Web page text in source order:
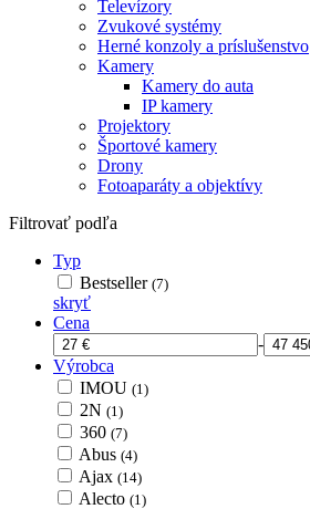
Televízory
Zvukové systémy
Herné konzoly a príslušenstvo
Kamery
Kamery do auta
IP kamery
Projektory
Športové kamery
Drony
Fotoaparáty a objektívy
Filtrovať podľa
Typ
Bestseller (7)
skryť
Cena
-
Výrobca
IMOU (1)
2N (1)
360 (7)
Abus (4)
Ajax (14)
Alecto (1)